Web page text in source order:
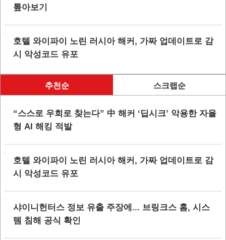
톺아보기
호텔 와이파이 노린 러시아 해커, 가짜 업데이트로 감
시 악성코드 유포
추천순 스크랩순
“스스로 우회로 찾는다” 中 해커 ‘딥시크’ 악용한 자율
형 AI 해킹 적발
호텔 와이파이 노린 러시아 해커, 가짜 업데이트로 감
시 악성코드 유포
샤이니헌터스 정보 유출 주장에... 브링크스 홈, 시스
템 침해 공식 확인